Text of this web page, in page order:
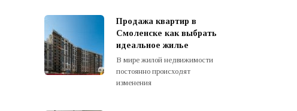
Продажа квартир в
Смоленске как выбрать
идеальное жилье
В мире жилой недвижимости
постоянно происходят
изменения